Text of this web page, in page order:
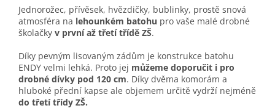
Jednorožec, přívěsek, hvězdičky, bublinky, prostě snová
atmosféra na lehounkém batohu pro vaše malé drobné
školačky v první až třetí třídě ZŠ.
Díky pevným lisovaným zádům je konstrukce batohu
ENDY velmi lehká. Proto jej můžeme doporučit i pro
drobné dívky pod 120 cm. Díky dvěma komorám a
hluboké přední kapse ale objemem určitě vydrží nejméně
do třetí třídy ZŠ.